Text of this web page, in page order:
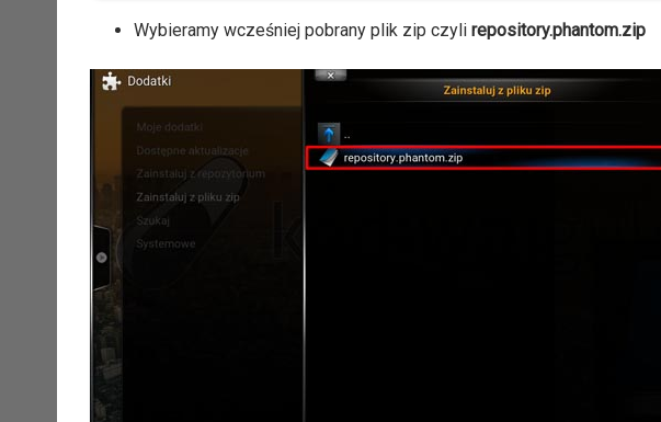
Wybieramy wcześniej pobrany plik zip czyli repository.phantom.zip